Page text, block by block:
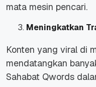
mata mesin pencari.
Meningkatkan
Konten yang viral di
mendatangkan
Sahabat Qwords